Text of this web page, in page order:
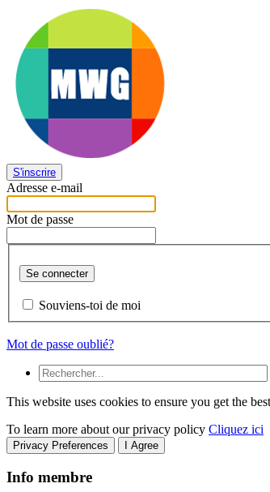
S'inscrire
Adresse e-mail
Mot de passe
Se connecter
Souviens-toi de moi
Mot de passe oublié?
This website uses cookies to ensure you get the
To learn more about our privacy policy Cliquez ici
Privacy Preferences I Agree
Info membre